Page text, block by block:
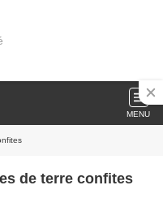
MENU
de terre confites